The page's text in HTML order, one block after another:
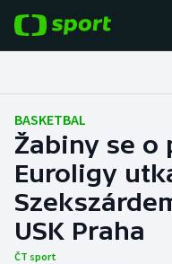
Fotbal
Hokej
Tenis
Atletika
BASKETBAL
Žabiny se o
Euroligy
USK Praha
ČT sport